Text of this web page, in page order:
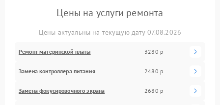
Цены на услуги ремонта
Цены актуальны на текущую дату 07.08.2026
Ремонт материнской платы 3280 р
Замена контроллера питания 2480 р
Замена фокусировочного экрана 2680 р